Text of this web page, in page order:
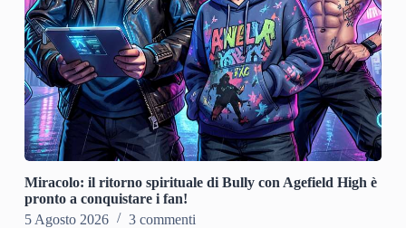
Miracolo: il ritorno spirituale di Bully con Agefield High è
pronto a conquistare i fan!
5 Agosto 2026
3 commenti